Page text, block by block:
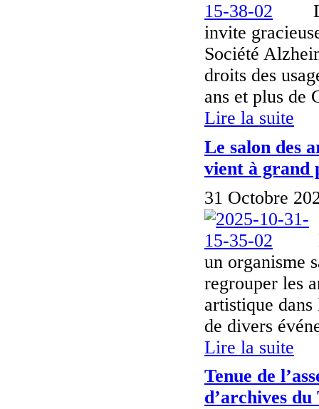
invite
Société
droits des
ans et plus de
Lire la suite
Le salon des
vient à grand
31 Octobre
un organisme
regrouper les
artistique
de divers
Lire la suite
Tenue de
d’archives